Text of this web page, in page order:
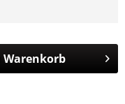
Warenkorb